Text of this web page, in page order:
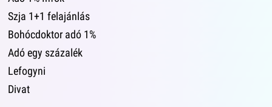
Szja 1+1 felajánlás
Bohócdoktor adó 1%
Adó egy százalék
Lefogyni
Divat